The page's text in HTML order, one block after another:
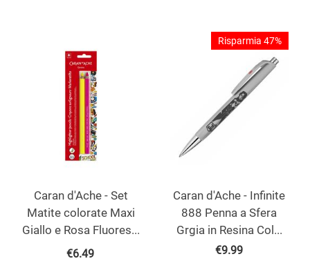
Caran d'Ache - Set
Matite colorate Maxi
Giallo e Rosa Fluores...
€6.49
Risparmia 47%
Caran d'Ache - Infinite
888 Penna a Sfera
Grgia in Resina Col...
€9.99